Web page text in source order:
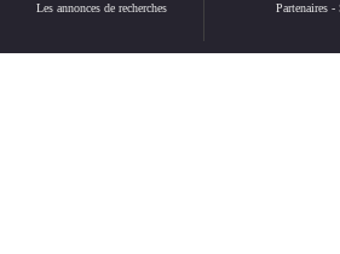
Les annonces de recherches
Partenaires-